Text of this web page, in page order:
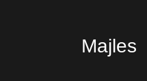
Majles